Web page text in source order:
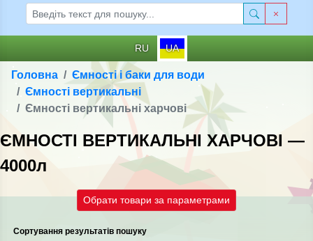
RU UA
Головна
Ємності і баки для води
Ємності вертикальні
Ємності вертикальні харчові
ЄМНОСТІ ВЕРТИКАЛЬНІ ХАРЧОВІ —
4000л
Обрати товари за параметрами
Сортування результатів пошуку